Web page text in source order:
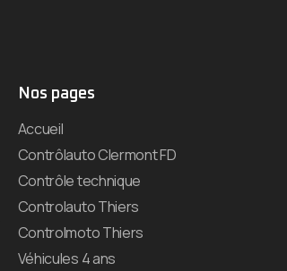
Nos pages
Accueil
Contrôlauto Clermont FD
Contrôle technique
Controlauto Thiers
Controlmoto Thiers
Véhicules 4 ans